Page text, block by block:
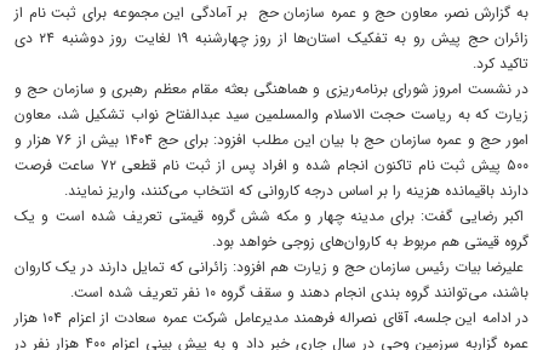
به گزارش نصر، معاون حج و عمره سازمان حج بر آمادگی این مجموعه برای ثبت نام از
زائران حج پیش رو به تفکیک استان‌ها از روز چهارشنبه ۱۹ لغایت روز دوشنبه ۲۴ دی
تاکید کرد.
در نشست امروز شورای برنامه‌ریزی و هماهنگی بعثه مقام معظم رهبری و سازمان حج و
زیارت که به ریاست حجت الاسلام والمسلمین سید عبدالفتاح نواب تشکیل شد، معاون
امور حج و عمره سازمان حج با بیان این مطلب افزود: برای حج ۱۴۰۴ بیش از ۷۶ هزار و
۵۰۰ پیش ثبت نام تاکنون انجام شده و افراد پس از ثبت نام قطعی ۷۲ ساعت فرصت
دارند باقیمانده هزینه را بر اساس درجه کاروانی که انتخاب می‌کنند، واریز نمایند.
اکبر رضایی گفت: برای مدینه چهار و مکه شش گروه قیمتی تعریف شده است و یک
گروه قیمتی هم مربوط به کاروان‌های زوجی خواهد بود.
علیرضا بیات رئیس سازمان حج و زیارت هم افزود: زائرانی که تمایل دارند در یک کاروان
باشند، می‌توانند گروه بندی انجام دهند و سقف گروه ۱۰ نفر تعریف شده است.
در ادامه این جلسه، آقای نصراله فرهمند مدیرعامل شرکت عمره سعادت از اعزام ۱۰۴ هزار
عمره گزاربه سرزمین وحی در سال جاری خبر داد و به پیش بینی اعزام ۴۰۰ هزار نفر در